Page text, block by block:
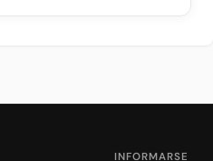
INFORMARSE